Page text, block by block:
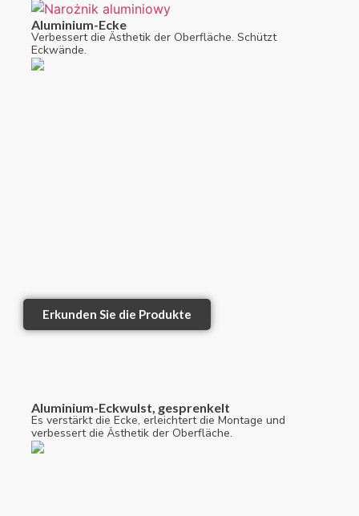
Aluminium-Ecke
Verbessert die Ästhetik der Oberfläche. Schützt
Eckwände.
Erkunden Sie die Produkte
Aluminium-Eckwulst, gesprenkelt
Es verstärkt die Ecke, erleichtert die Montage und
verbessert die Ästhetik der Oberfläche.